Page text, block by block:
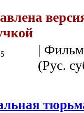
|
(Рус.